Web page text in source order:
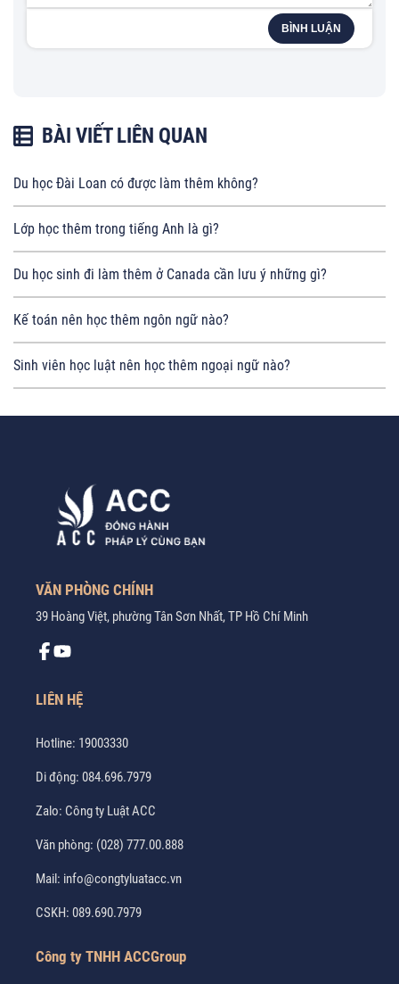
BÌNH LUẬN
BÀI VIẾT LIÊN QUAN
Du học Đài Loan có được làm thêm không?
Lớp học thêm trong tiếng Anh là gì?
Du học sinh đi làm thêm ở Canada cần lưu ý những gì?
Kế toán nên học thêm ngôn ngữ nào?
Sinh viên học luật nên học thêm ngoại ngữ nào?
VĂN PHÒNG CHÍNH
39 Hoàng Việt, phường Tân Sơn Nhất, TP Hồ Chí Minh
LIÊN HỆ
Hotline: 19003330
Di động: 084.696.7979
Zalo: Công ty Luật ACC
Văn phòng: (028) 777.00.888
Mail: info@congtyluatacc.vn
CSKH: 089.690.7979
Công ty TNHH ACCGroup